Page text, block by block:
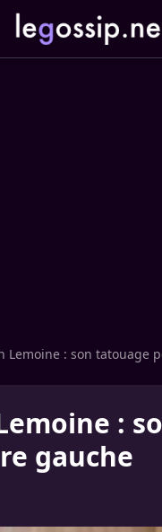
Lemoine : son tatouage
:
gauche